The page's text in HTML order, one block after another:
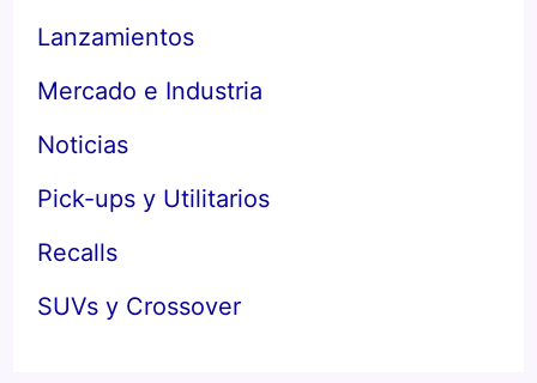
Lanzamientos
Mercado e Industria
Noticias
Pick-ups y Utilitarios
Recalls
SUVs y Crossover